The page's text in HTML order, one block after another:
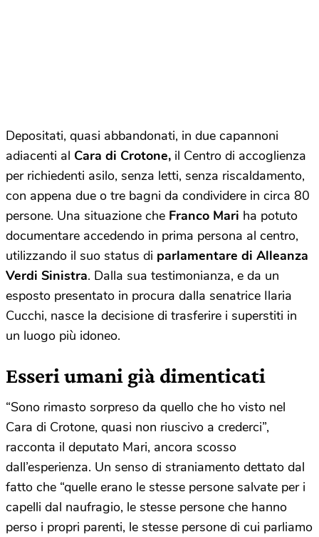
Depositati, quasi abbandonati, in due capannoni
adiacenti al Cara di Crotone, il Centro di accoglienza
per richiedenti asilo, senza letti, senza riscaldamento,
con appena due o tre bagni da condividere in circa 80
persone. Una situazione che Franco Mari ha potuto
documentare accedendo in prima persona al centro,
utilizzando il suo status di parlamentare di Alleanza
Verdi Sinistra. Dalla sua testimonianza, e da un
esposto presentato in procura dalla senatrice Ilaria
Cucchi, nasce la decisione di trasferire i superstiti in
un luogo più idoneo.
Esseri umani già dimenticati
“Sono rimasto sorpreso da quello che ho visto nel
Cara di Crotone, quasi non riuscivo a crederci”,
racconta il deputato Mari, ancora scosso
dall’esperienza. Un senso di straniamento dettato dal
fatto che “quelle erano le stesse persone salvate per i
capelli dal naufragio, le stesse persone che hanno
perso i propri parenti, le stesse persone di cui parliamo